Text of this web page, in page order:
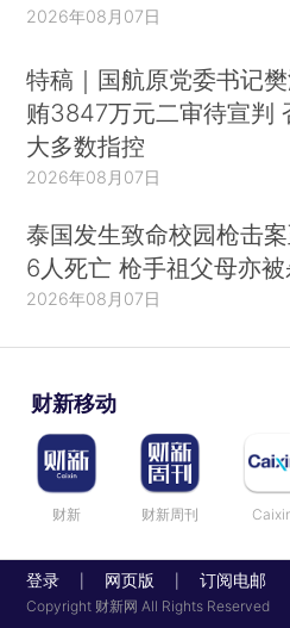
2026年08月07日
特稿｜国航原党委书记
贿3847万元二审待宣判
大多数指控
2026年08月07日
泰国发生致命校园枪击
6人死亡 枪手祖父母亦
2026年08月07日
财新移动
财新 财新周刊
登录 网页版 订阅电邮
Copyright 财新网 All Rights Reserved